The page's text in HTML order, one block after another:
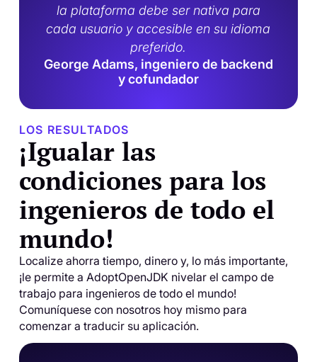
la plataforma debe ser nativa para
cada usuario y accesible en su idioma
preferido.
George Adams, ingeniero de backend
y cofundador
LOS RESULTADOS
¡Igualar las
condiciones para los
ingenieros de todo el
mundo!
Localize ahorra tiempo, dinero y, lo más importante,
¡le permite a AdoptOpenJDK nivelar el campo de
trabajo para ingenieros de todo el mundo!
Comuníquese con nosotros hoy mismo para
comenzar a traducir su aplicación.